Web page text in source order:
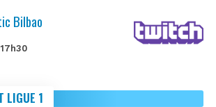
Bilbao
LIGUE 1